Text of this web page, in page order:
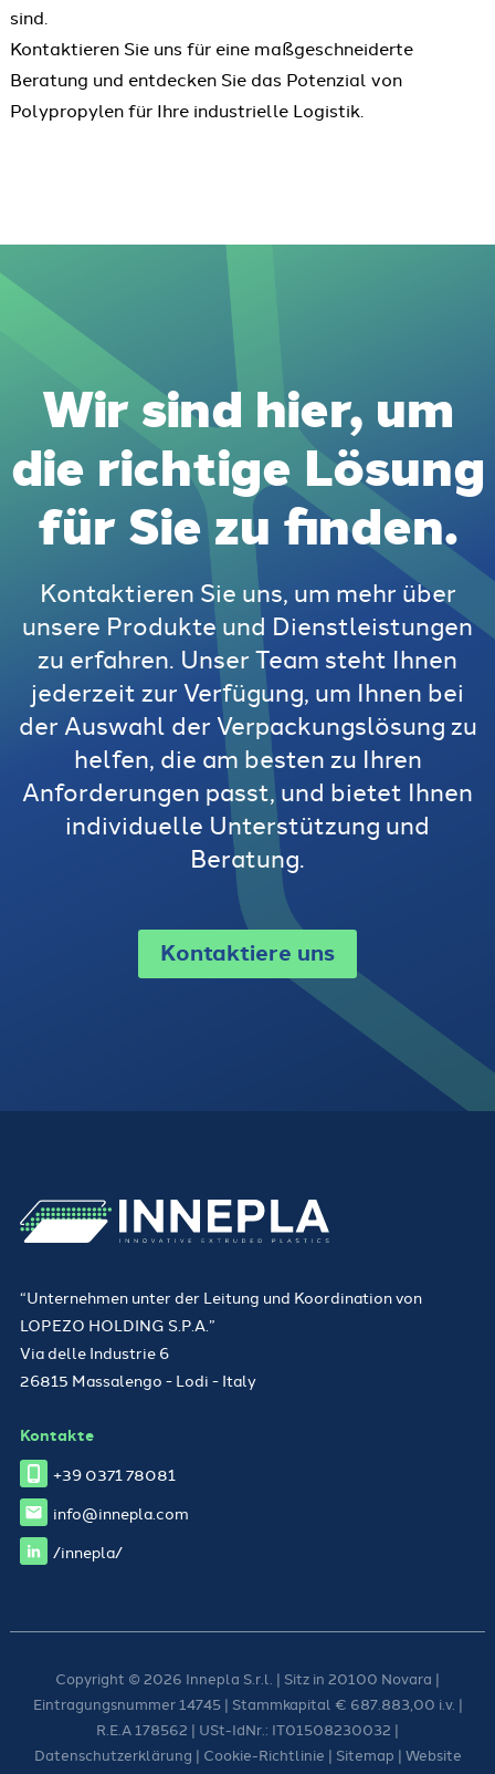
sind.
Kontaktieren Sie uns für eine maßgeschneiderte
Beratung und entdecken Sie das Potenzial von
Polypropylen für Ihre industrielle Logistik.
Wir sind hier, um
die richtige Lösung
für Sie zu finden.
Kontaktieren Sie uns, um mehr über
unsere Produkte und Dienstleistungen
zu erfahren. Unser Team steht Ihnen
jederzeit zur Verfügung, um Ihnen bei
der Auswahl der Verpackungslösung zu
helfen, die am besten zu Ihren
Anforderungen passt, und bietet Ihnen
individuelle Unterstützung und
Beratung.
Kontaktiere uns
“Unternehmen unter der Leitung und Koordination von
LOPEZO HOLDING S.P.A.”
Via delle Industrie 6
26815 Massalengo - Lodi - Italy
Kontakte
+39 0371 78081
info@innepla.com
/innepla/
Copyright © 2026 Innepla S.r.l. | Sitz in 20100 Novara |
Eintragungsnummer 14745 | Stammkapital € 687.883,00 i.v. |
R.E.A 178562 | USt-IdNr.: IT01508230032 |
Datenschutzerklärung | Cookie-Richtlinie | Sitemap | Website